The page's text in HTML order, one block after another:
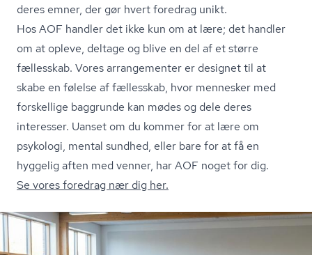
deres emner, der gør hvert foredrag unikt.
Hos AOF handler det ikke kun om at lære; det handler
om at opleve, deltage og blive en del af et større
fællesskab. Vores arrangementer er designet til at
skabe en følelse af fællesskab, hvor mennesker med
forskellige baggrunde kan mødes og dele deres
interesser. Uanset om du kommer for at lære om
psykologi, mental sundhed, eller bare for at få en
hyggelig aften med venner, har AOF noget for dig.
Se vores foredrag nær dig her.